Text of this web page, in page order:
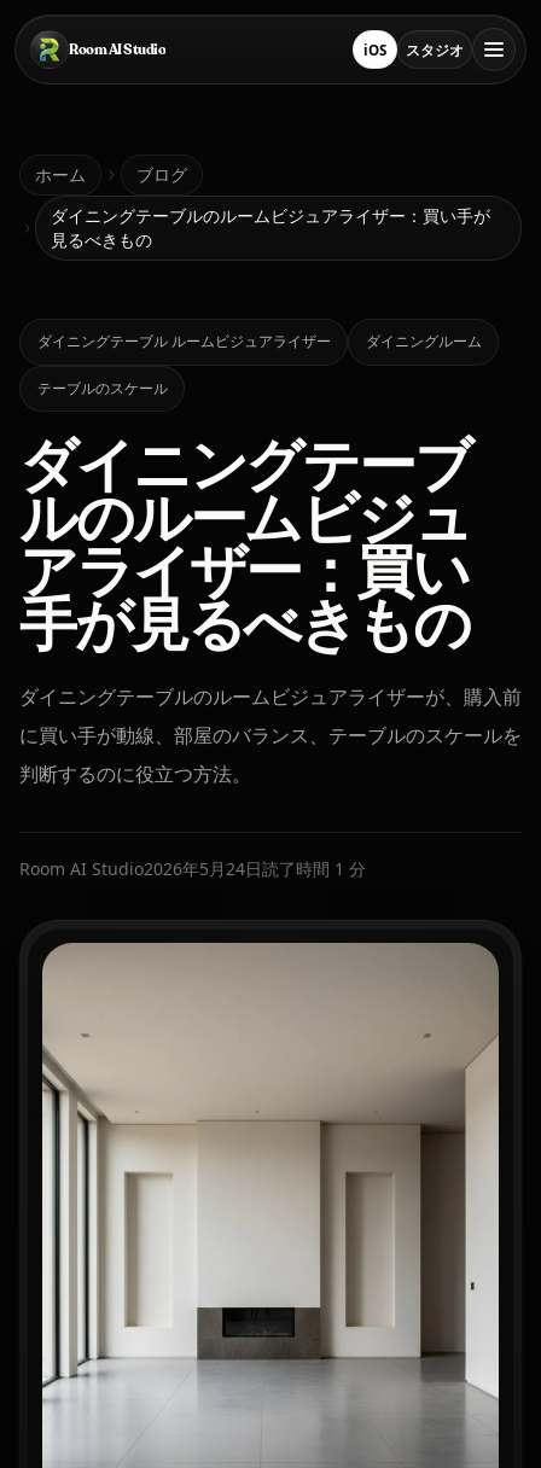
メインコンテンツにスキップ
Room AI Studio
ホーム iOSApp Store でダウンロー
スタジオスタジオを開く
Room AI Studio
言語
日本語
ホーム
ブログ
ダイニングテーブルのルームビジュアライザー：買い手が
見るべきもの
ダイニングテーブル ルームビジュアライザー ダイニングルーム
テーブルのスケール
ダイニングテーブ
ルのルームビジュ
アライザー：買い
手が見るべきもの
ダイニングテーブルのルームビジュアライザーが、購入前
に買い手が動線、部屋のバランス、テーブルのスケールを
判断するのに役立つ方法。
Room AI Studio2026年5月24日読了時間 1 分